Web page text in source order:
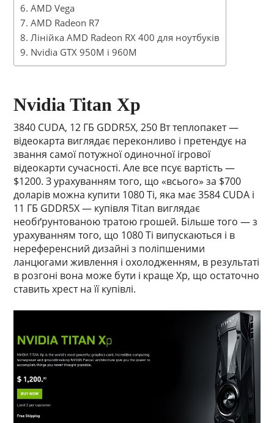
AMD Vega
AMD Radeon R7
Лінійка AMD Radeon RX 400 для ноутбуків
Nvidia GTX 950M і 960M
Nvidia Titan Xp
3840 CUDA, 12 ГБ GDDR5X, 250 Вт теплопакет —
відеокарта виглядає переконливо і претендує на
звання самої потужної одиночної ігрової
відеокарти сучасності. Але все псує вартість —
$1200. З урахуванням того, що «всього» за $700
доларів можна купити 1080 Ti, яка має 3584 CUDA і
11 ГБ GDDR5X — купівля Titan виглядає
необґрунтованою тратою грошей. Більше того — з
урахуванням того, що 1080 Ti випускаються і в
нереференсний дизайні з поліпшеними
ланцюгами живлення і охолодженням, в результаті
в розгоні вона може бути і краще Xp, що остаточно
ставить хрест на її купівлі.